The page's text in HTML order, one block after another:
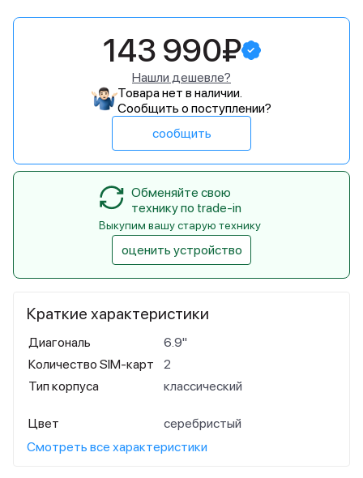
Краткие характеристики
Диагональ
6.9"
Количество SIM-карт
2
Тип корпуса
классический
Цвет
серебристый
Смотреть все характеристики
143 990₽
Нашли дешевле?
Товара нет в наличии.
Сообщить о поступлении?
сообщить
Обменяйте свою
технику по trade-in
Выкупим вашу старую технику
оценить устройство